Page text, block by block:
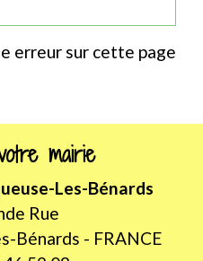
erreur sur cette page
mairie
Les-Bénards
Rue
Bénards - FRANCE